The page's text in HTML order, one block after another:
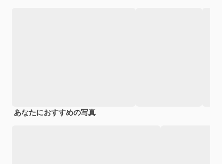
あなたにおすすめの写真